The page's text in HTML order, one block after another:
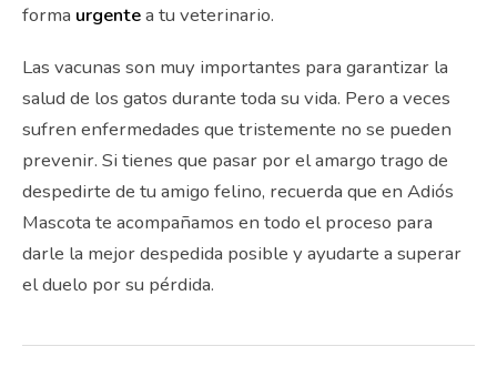
forma urgentea tu veterinario.
Las vacunas son muy importantes para garantizar la
salud de los gatos durante toda su vida. Pero a veces
sufren enfermedades que tristemente no se pueden
prevenir. Si tienes que pasar por el amargo trago de
despedirte de tu amigo felino, recuerda que en Adiós
Mascota te acompañamos en todo el proceso para
darle la mejor despedida posible y ayudarte a superar
el duelo por su pérdida.